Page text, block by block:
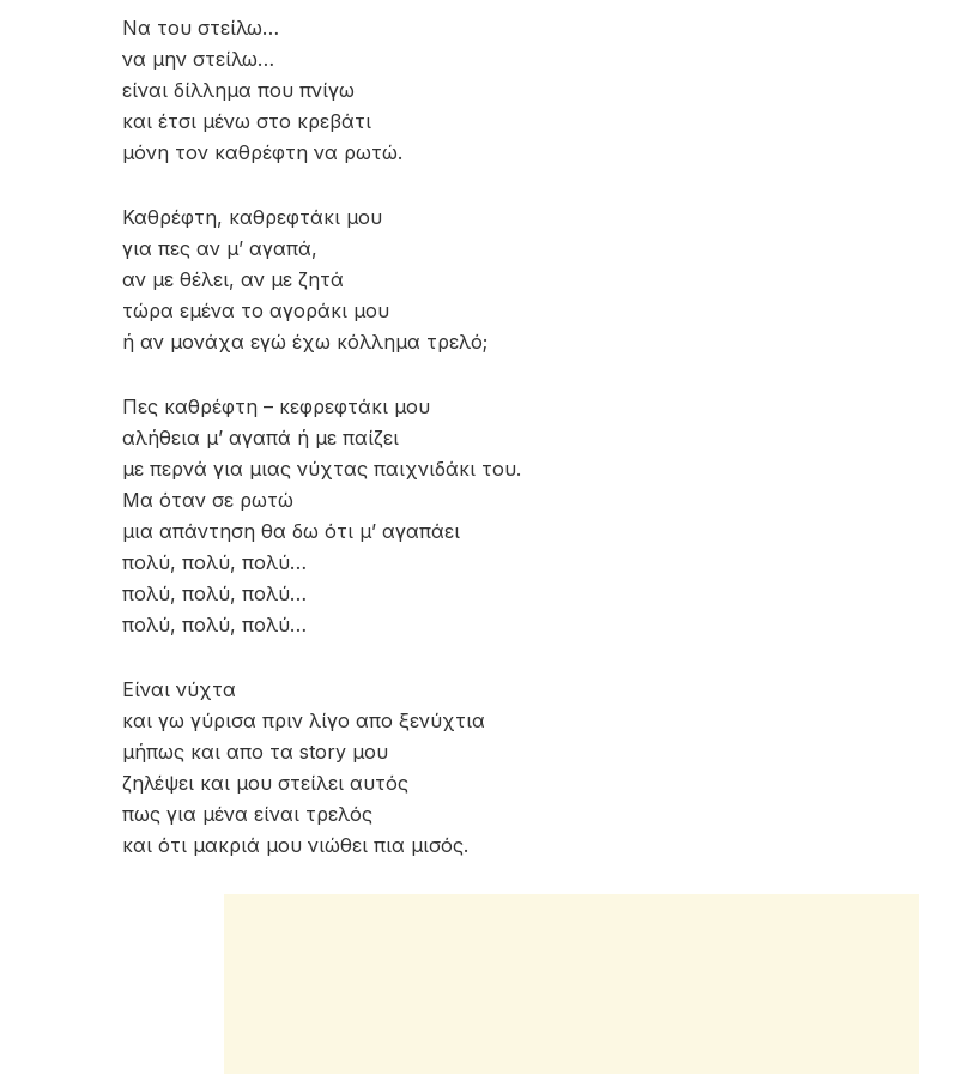
Να του στείλω…
να μην στείλω…
είναι δίλλημα που πνίγω
και έτσι μένω στο κρεβάτι
μόνη τον καθρέφτη να ρωτώ.
Καθρέφτη, καθρεφτάκι μου
για πες αν μ’ αγαπά,
αν με θέλει, αν με ζητά
τώρα εμένα το αγοράκι μου
ή αν μονάχα εγώ έχω κόλλημα τρελό;
Πες καθρέφτη – κεφρεφτάκι μου
αλήθεια μ’ αγαπά ή με παίζει
με περνά για μιας νύχτας παιχνιδάκι του.
Μα όταν σε ρωτώ
μια απάντηση θα δω ότι μ’ αγαπάει
πολύ, πολύ, πολύ…
πολύ, πολύ, πολύ…
πολύ, πολύ, πολύ…
Είναι νύχτα
και γω γύρισα πριν λίγο απο ξενύχτια
μήπως και απο τα story μου
ζηλέψει και μου στείλει αυτός
πως για μένα είναι τρελός
και ότι μακριά μου νιώθει πια μισός.